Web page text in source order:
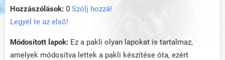
Hozzászólások: 0 Szólj hozzá!
Legyél te az első!
Módosított lapok: Ez a pakli olyan lapokat is tartalmaz,
amelyek módosítva lettek a pakli készítése óta, ezért